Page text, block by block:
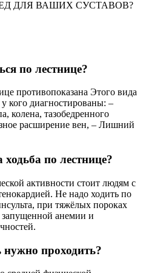
ДЛЯ ВАШИХ СУСТАВОВ?
по лестнице?
противопоказана Этого вида
у кого диагностированы: –
колена, тазобедренного
расширение вен, – Лишний
по лестнице?
активности стоит людям с
Не надо ходить по
при тяжёлых пороках
запущенной анемии и
нужно проходить?